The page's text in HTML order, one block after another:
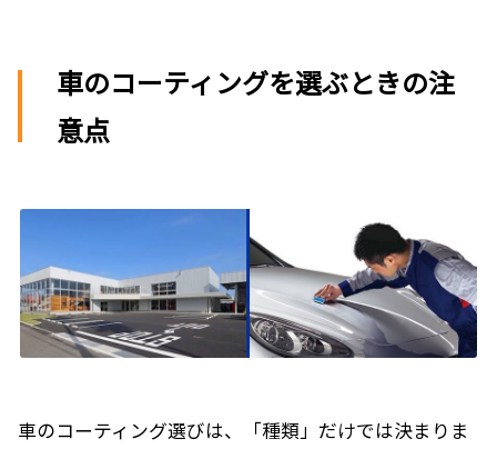
車のコーティングを選ぶときの注
意点
車のコーティング選びは、「種類」だけでは決まりま